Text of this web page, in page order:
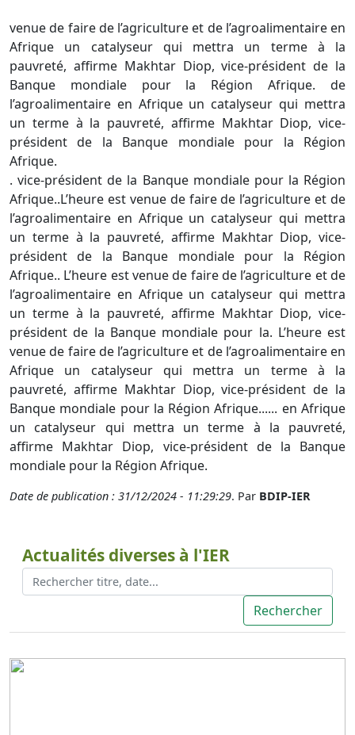
venue de faire de l’agriculture et de l’agroalimentaire en
Afrique un catalyseur qui mettra un terme à la
pauvreté, affirme Makhtar Diop, vice-président de la
Banque mondiale pour la Région Afrique. de
l’agroalimentaire en Afrique un catalyseur qui mettra
un terme à la pauvreté, affirme Makhtar Diop, vice-
président de la Banque mondiale pour la Région
Afrique.
. vice-président de la Banque mondiale pour la Région
Afrique..L’heure est venue de faire de l’agriculture et de
l’agroalimentaire en Afrique un catalyseur qui mettra
un terme à la pauvreté, affirme Makhtar Diop, vice-
président de la Banque mondiale pour la Région
Afrique.. L’heure est venue de faire de l’agriculture et de
l’agroalimentaire en Afrique un catalyseur qui mettra
un terme à la pauvreté, affirme Makhtar Diop, vice-
président de la Banque mondiale pour la. L’heure est
venue de faire de l’agriculture et de l’agroalimentaire en
Afrique un catalyseur qui mettra un terme à la
pauvreté, affirme Makhtar Diop, vice-président de la
Banque mondiale pour la Région Afrique...... en Afrique
un catalyseur qui mettra un terme à la pauvreté,
affirme Makhtar Diop, vice-président de la Banque
mondiale pour la Région Afrique.
Date de publication : 31/12/2024 - 11:29:29. Par BDIP-IER
Actualités diverses à l'IER